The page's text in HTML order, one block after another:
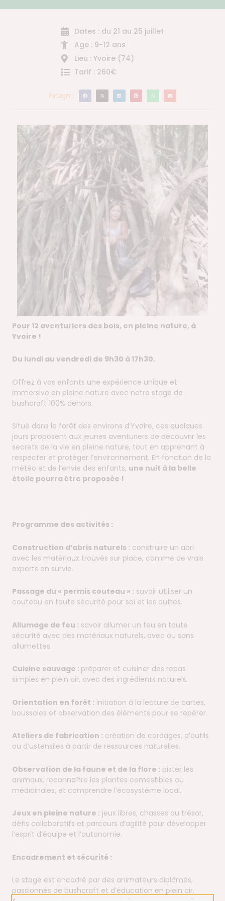
Dates : du 21 au 25 juillet
Age : 9-12 ans
Lieu : Yvoire (74)
Tarif : 260€
Partager :
Pour 12 aventuriers des bois, en pleine nature, à
Yvoire !
Du lundi au vendredi de 9h30 à 17h30.
Offrez à vos enfants une expérience unique et
immersive en pleine nature avec notre stage de
bushcraft 100% dehors.
Situé dans la forêt des environs d’Yvoire, ces quelques
jours proposent aux jeunes aventuriers de découvrir les
secrets de la vie en pleine nature, tout en apprenant à
respecter et protéger l’environnement. En fonction de la
météo et de l’envie des enfants, une nuit à la belle
étoile pourra être proposée !
Programme des activités :
Construction d’abris naturels : construire un abri
avec les matériaux trouvés sur place, comme de vrais
experts en survie.
Passage du « permis couteau » : savoir utiliser un
couteau en toute sécurité pour soi et les autres.
Allumage de feu : savoir allumer un feu en toute
sécurité avec des matériaux naturels, avec ou sans
allumettes.
Cuisine sauvage : préparer et cuisiner des repas
simples en plein air, avec des ingrédients naturels.
Orientation en forêt : initiation à la lecture de cartes,
boussoles et observation des éléments pour se repérer.
Ateliers de fabrication : création de cordages, d’outils
ou d’ustensiles à partir de ressources naturelles.
Observation de la faune et de la flore : pister les
animaux, reconnaître les plantes comestibles ou
médicinales, et comprendre l’écosystème local.
Jeux en pleine nature : jeux libres, chasses au trésor,
défis collaboratifs et parcours d’agilité pour développer
l’esprit d’équipe et l’autonomie.
Encadrement et sécurité :
Le stage est encadré par des animateurs diplômés,
passionnés de bushcraft et d’éducation en plein air.